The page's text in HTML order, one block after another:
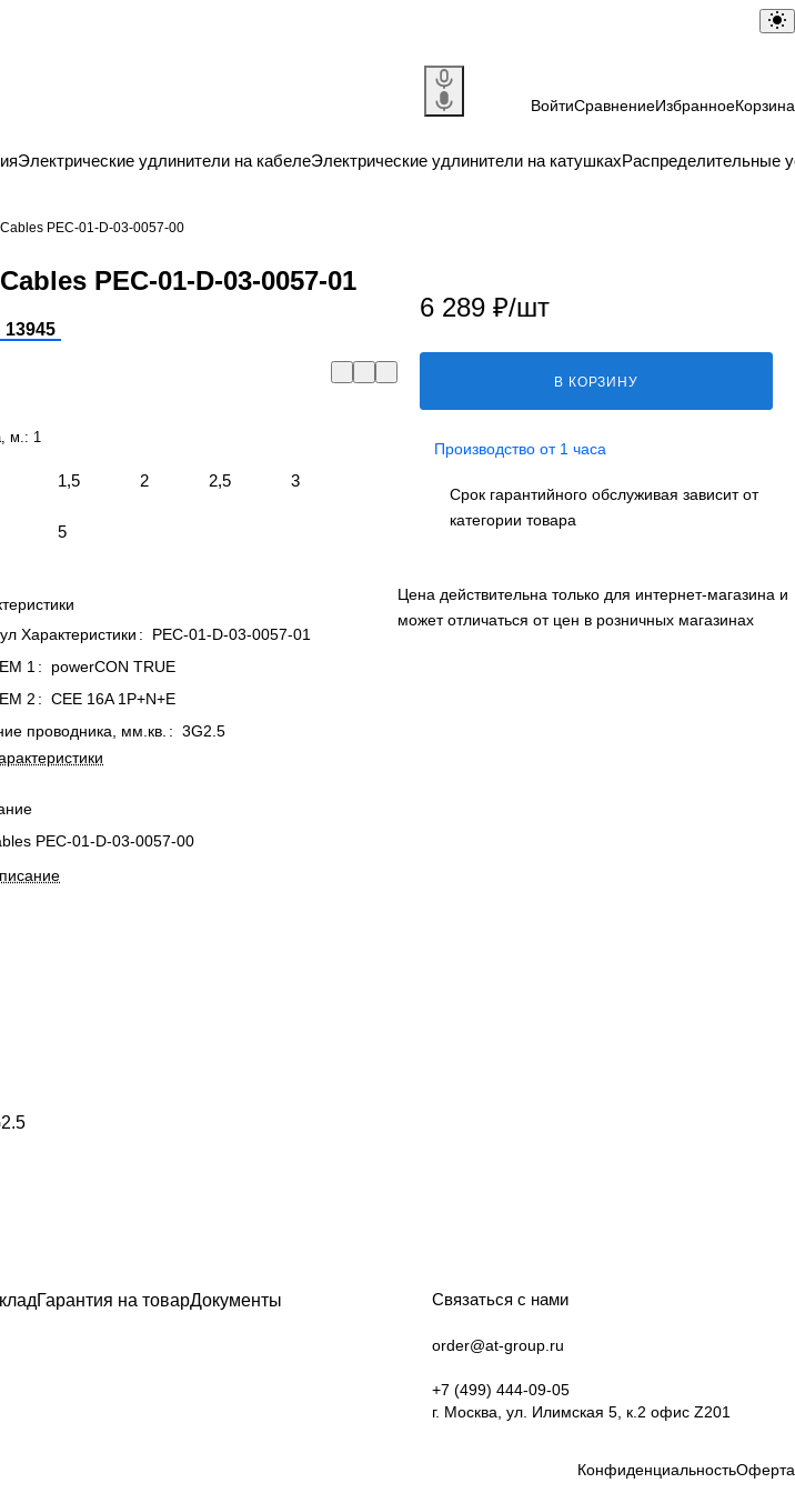
ВойтиСравнениеИзбранноеКорзина
Электрические удлинители на кабелеЭлектрические удлинители на катушкахРаспределительные
PEC-01-D-03-0057-00
PEC-01-D-03-0057-01
13945
м.: 1
1,5 2 2,5 3
5
Характеристики :
PEC-01-D-03-0057-01
1 :
powerCON TRUE
2 : CEE 16A 1P+N+E
проводника, мм.кв. : 3G2.5
PEC-01-D-03-0057-00
6 289 ₽/шт
В КОРЗИНУ
Производство от 1 часа
Срок гарантийного обслуживая зависит от
категории товара
Цена действительна только для интернет-магазина и
может отличаться от цен в розничных магазинах
Гарантия на товарДокументы Связаться с нами
order@at-group.ru
+7 (499) 444-09-05
г. Москва, ул. Илимская 5, к.2 офис Z201
КонфиденциальностьОферта